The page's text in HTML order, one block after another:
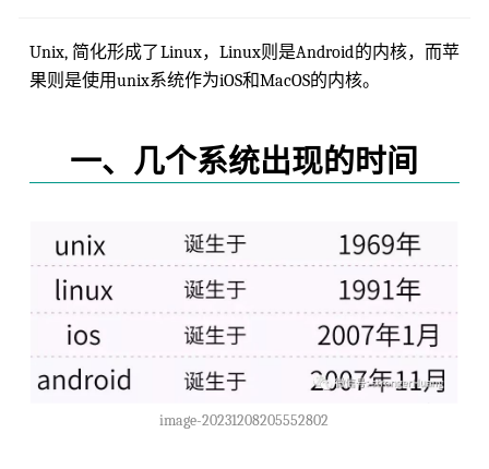
Unix, 简化形成了Linux，Linux则是Android的内核，而苹
果则是使用unix系统作为iOS和MacOS的内核。
一、几个系统出现的时间
image-20231208205552802